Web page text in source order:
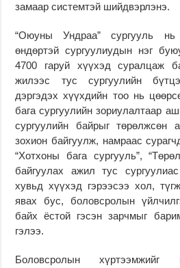
замаар системтэй шийдвэрлэнэ.
“Оюуны Ундраа” сургууль нь
өндөртэй сургуулиудын нэг
4700 гаруй хүүхэд суралцаж
жилээс тус сургуулийн
дэргэдэх хүүхдийн тоо нь
бага сургуулийн зориулалтаар
сургуулийн байрыг төрөлжсөн
зохион байгуулж, намраас
“Хотхоны бага сургууль”,
байгуулах ажил тус
хувьд хүүхэд гэрээсээ хол,
явах бус, боловсролын
байх ёстой гэсэн зарчмыг
гэлээ.
Боловсролын хүртээмжийг